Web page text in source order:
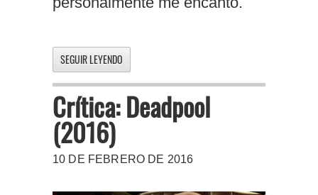
SEGUIR LEYENDO
Crítica: Deadpool
(2016)
10 DE FEBRERO DE 2016